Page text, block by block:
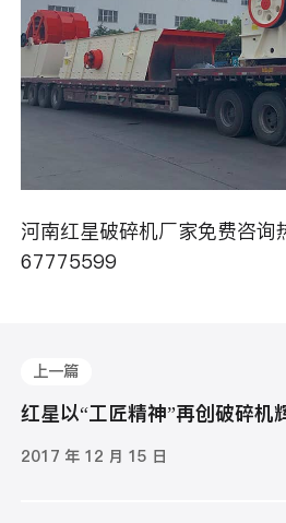
河南红星破碎机厂家免费咨
67775599
上一篇
红星以“工匠精神”再创破碎机
2017 年 12 月 15 日